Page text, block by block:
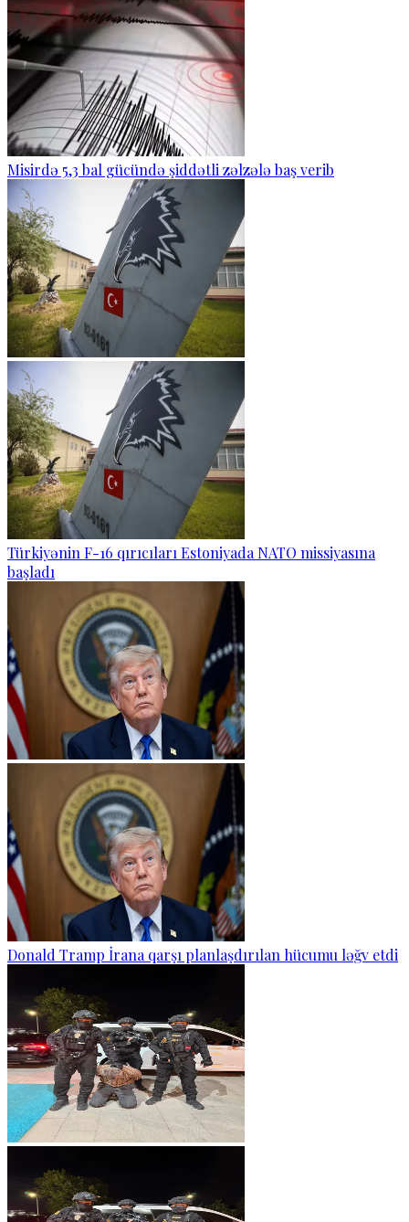
Misirdə 5,3 bal gücündə şiddətli zəlzələ baş verib
Türkiyənin F-16 qırıcıları Estoniyada NATO missiyasına
başladı
Donald Tramp İrana qarşı planlaşdırılan hücumu ləğv etdi